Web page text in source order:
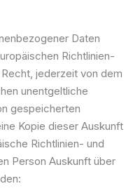
Daten
Richtlinien-
jederzeit von dem
unentgeltliche
gespeicherten
Kopie dieser Auskunft
Richtlinien- und
Person Auskunft über